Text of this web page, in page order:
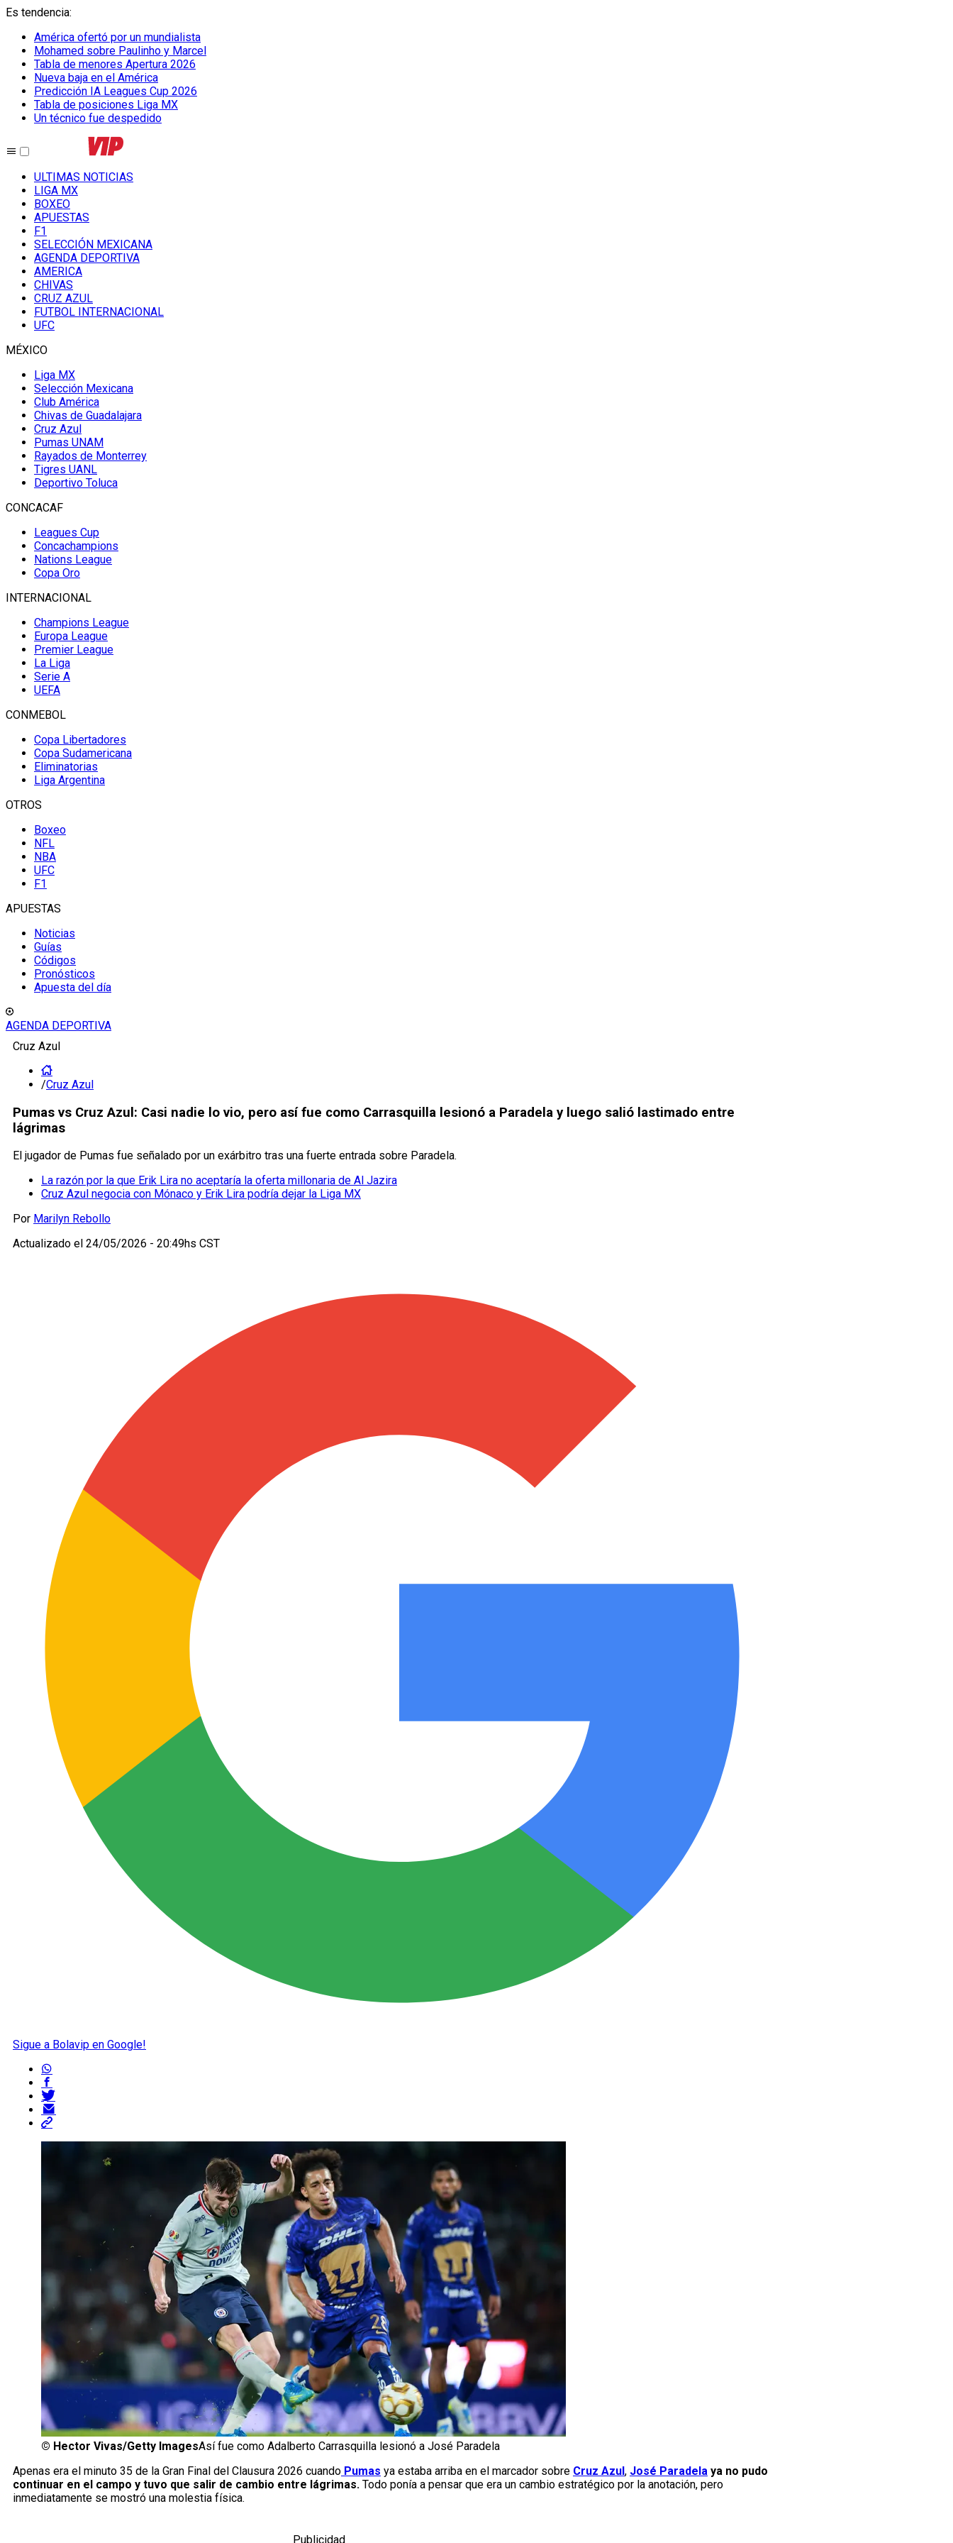
Es tendencia:
América ofertó por un mundialista
Mohamed sobre Paulinho y Marcel
Tabla de menores Apertura 2026
Nueva baja en el América
Predicción IA Leagues Cup 2026
Tabla de posiciones Liga MX
Un técnico fue despedido
ULTIMAS NOTICIAS
LIGA MX
BOXEO
APUESTAS
F1
SELECCIÓN MEXICANA
AGENDA DEPORTIVA
AMERICA
CHIVAS
CRUZ AZUL
FUTBOL INTERNACIONAL
UFC
MÉXICO
Liga MX
Selección Mexicana
Club América
Chivas de Guadalajara
Cruz Azul
Pumas UNAM
Rayados de Monterrey
Tigres UANL
Deportivo Toluca
CONCACAF
Leagues Cup
Concachampions
Nations League
Copa Oro
INTERNACIONAL
Champions League
Europa League
Premier League
La Liga
Serie A
UEFA
CONMEBOL
Copa Libertadores
Copa Sudamericana
Eliminatorias
Liga Argentina
OTROS
Boxeo
NFL
NBA
UFC
F1
APUESTAS
Noticias
Guías
Códigos
Pronósticos
Apuesta del día
AGENDA DEPORTIVA
Cruz Azul
/Cruz Azul
Pumas vs Cruz Azul: Casi nadie lo vio, pero así fue como Carrasquilla lesionó a Paradela y luego salió lastimado entre
lágrimas
El jugador de Pumas fue señalado por un exárbitro tras una fuerte entrada sobre Paradela.
La razón por la que Erik Lira no aceptaría la oferta millonaria de Al Jazira
Cruz Azul negocia con Mónaco y Erik Lira podría dejar la Liga MX
Por Marilyn Rebollo
Actualizado el 24/05/2026 - 20:49hs CST
Sigue a Bolavip en Google!
© Hector Vivas/Getty ImagesAsí fue como Adalberto Carrasquilla lesionó a José Paradela
Apenas era el minuto 35 de la Gran Final del Clausura 2026 cuando Pumas ya estaba arriba en el marcador sobre Cruz Azul , José Paradela ya no pudo
continuar en el campo y tuvo que salir de cambio entre lágrimas. Todo ponía a pensar que era un cambio estratégico por la anotación, pero
inmediatamente se mostró una molestia física.
Publicidad